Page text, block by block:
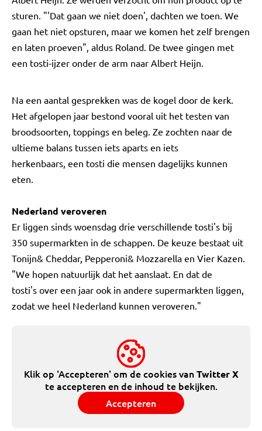
sturen. "'Dat gaan we niet doen', dachten we toen. We
gaan het niet opsturen, maar we komen het zelf brengen
en laten proeven", aldus Roland. De twee gingen met
een tosti-ijzer onder de arm naar Albert Heijn.
Na een aantal gesprekken was de kogel door de kerk.
Het afgelopen jaar bestond vooral uit het testen van
broodsoorten, toppings en beleg. Ze zochten naar de
ultieme balans tussen iets aparts en iets
herkenbaars, een tosti die mensen dagelijks kunnen
eten.
Nederland veroveren
Er liggen sinds woensdag drie verschillende tosti's bij
350 supermarkten in de schappen. De keuze bestaat uit
Tonijn& Cheddar, Pepperoni& Mozzarella en Vier Kazen.
"We hopen natuurlijk dat het aanslaat. En dat de
tosti's over een jaar ook in andere supermarkten liggen,
zodat we heel Nederland kunnen veroveren."
Klik op 'Accepteren' om de cookies vanTwitter X
te accepteren en de inhoud te bekijken.
Accepteren